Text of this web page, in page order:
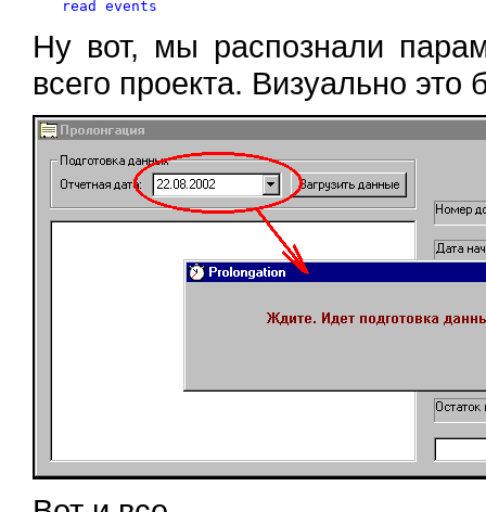
Ну вот, мы распознали
всего проекта. Визуально это